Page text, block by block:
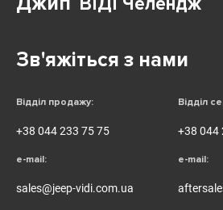
Зв'яжіться з нами
Відділ продажу:
+38 044 233 75 75
e-mail:
sales@jeep-vidi.com.ua
Відділ
+38 044
e-mail: